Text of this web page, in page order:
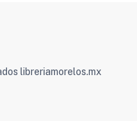
libreriamorelos.mx